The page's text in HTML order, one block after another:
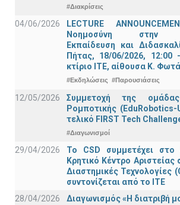
#Διακρίσεις
04/06/2026
LECTURE
Νοημοσύνη στην
Εκπαίδευση και
Πήτας, 18/06/2026, 12:00
κτίριο ΙΤΕ, αίθουσα Κ.
#Εκδηλώσεις #Παρουσιάσεις
12/05/2026
Συμμετοχή της ομάδας
Ρομποτικής (EduRobotics-
τελικό FIRST Tech
#Διαγωνισμοί
29/04/2026
Το CSD συμμετέχει στο
Κρητικό Κέντρο Αριστείας
Διαστημικές Τεχνολογίες
συντονίζεται από το ΙΤΕ
28/04/2026
Διαγωνισμός «Η διατριβή